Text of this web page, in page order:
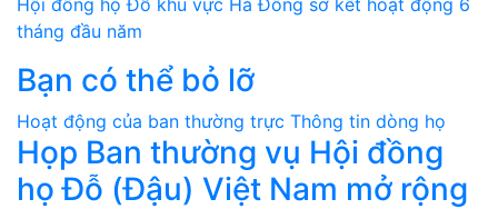
hướng
bài
viết
tháng đầu năm
Bạn có thể bỏ lỡ
Hoạt động của ban thường trực Thông tin dòng họ
Họp Ban thường vụ Hội đồng
họ Đỗ (Đậu) Việt Nam mở rộng